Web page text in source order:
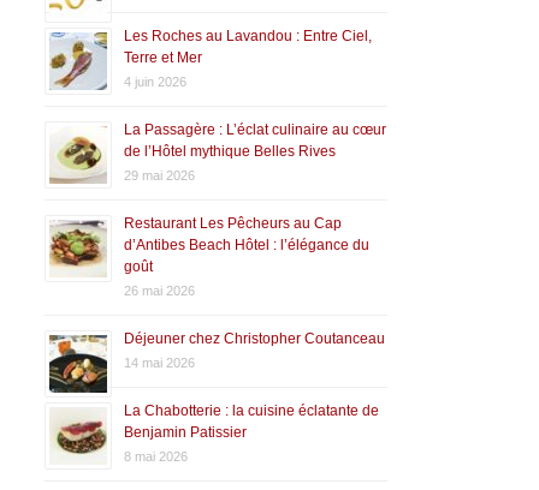
Les Roches au Lavandou : Entre Ciel,
Terre et Mer
4 juin 2026
La Passagère : L’éclat culinaire au cœur
de l’Hôtel mythique Belles Rives
29 mai 2026
Restaurant Les Pêcheurs au Cap
d’Antibes Beach Hôtel : l’élégance du
goût
26 mai 2026
Déjeuner chez Christopher Coutanceau
14 mai 2026
La Chabotterie : la cuisine éclatante de
Benjamin Patissier
8 mai 2026